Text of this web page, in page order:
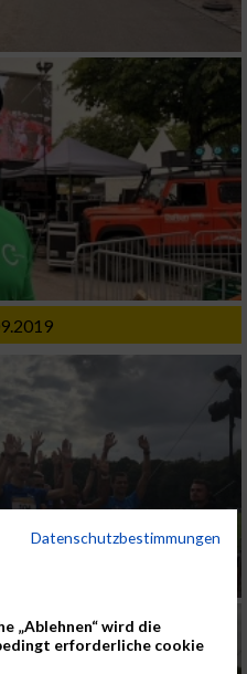
Datenschutzbestimmungen
„Ablehnen“ wird die
erforderliche cookie